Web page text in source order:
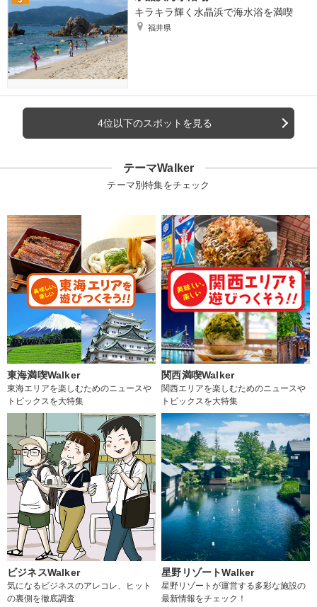
キラキラ輝く水晶浜で海水浴を満喫
福井県
4位以下のスポットを見る
テーマWalker
テーマ別特集をチェック
東海満喫Walker
東海エリアを楽しむためのニュースや
トピックスを大特集
関西満喫Walker
関西エリアを楽しむためのニュースや
トピックスを大特集
ビジネスWalker
気になるビジネスのアレコレ、ヒット
の裏側を徹底調査
星野リゾートWalker
星野リゾートが運営する多彩な施設の
最新情報をチェック！